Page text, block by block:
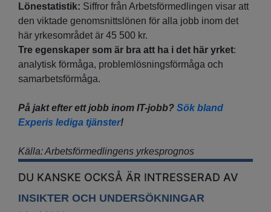
Lönestatistik: Siffror från Arbetsförmedlingen visar att
den viktade genomsnittslönen för alla jobb inom det
här yrkesområdet är 45 500 kr.
Tre egenskaper som är bra att ha i det här yrket:
analytisk förmåga, problemlösningsförmåga och
samarbetsförmåga.
På jakt efter ett jobb inom IT-jobb? Sök bland
Experis lediga tjänster!
Källa: Arbetsförmedlingens yrkesprognos
DU KANSKE OCKSÅ ÄR INTRESSERAD AV
INSIKTER OCH UNDERSÖKNINGAR